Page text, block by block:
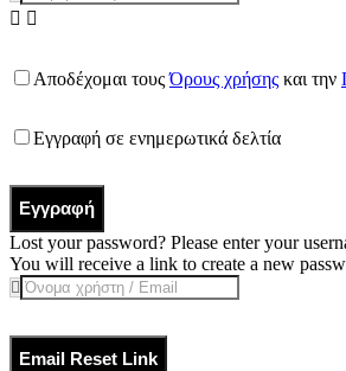
Αποδέχομαι τουςΌρους χρήσης και την
Εγγραφή σε ενημερωτικά δελτία
Εγγραφή
Lost your password? Please enter your
You will receive a link to create a new
Email Reset Link